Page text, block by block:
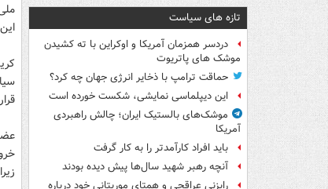
تازه های سیاست
دردسر همزمان آمریکا و اوکراین با ته کشیدن
موشک های پاتریوت
حماقت ترامپ با ذخایر انرژی جهان چه کرد؟
این دیپلماسی نمایشی، شکست خورده است
موشک‌های بالستیک ایران؛ چالش راهبردی
آمریکا
باید افراد کارآمدتر را به کار گرفت
آنچه رهبر شهید سال‌ها پیش دیده بودند
رایزنی عراقچی و همتای موریتانی خود درباره